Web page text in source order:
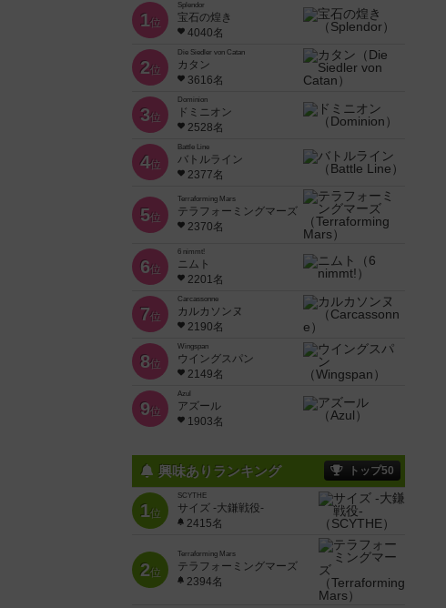
1位
Splendor
宝石の煌き
4040名
2位
Die Siedler von Catan
カタン
3616名
3位
Dominion
ドミニオン
2528名
4位
Battle Line
バトルライン
2377名
5位
Terraforming Mars
テラフォーミングマーズ
2370名
6位
6 nimmt!
ニムト
2201名
7位
Carcassonne
カルカソンヌ
2190名
8位
Wingspan
ウイングスパン
2149名
9位
Azul
アズール
1903名
興味ありランキング トップ50
1位
SCYTHE
サイズ -大鎌戦役-
2415名
2位
Terraforming Mars
テラフォーミングマーズ
2394名